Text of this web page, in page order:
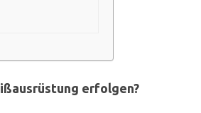
erfolgen?